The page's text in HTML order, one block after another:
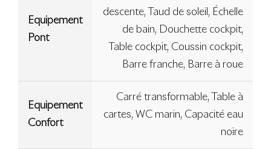
Equipement
Pont
descente, Taud de soleil, Échelle
de bain, Douchette cockpit,
Table cockpit, Coussin cockpit,
Barre franche, Barre à roue
Equipement
Confort
Carré transformable, Table à
cartes, WC marin, Capacité eau
noire